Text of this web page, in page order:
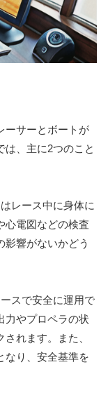
ーサーとボートが
は、主に2つのこと
レース中に身体に
心電図などの検査
影響がないかどう
スで安全に運用で
力やプロペラの状
れます。また、
なり、安全基準を